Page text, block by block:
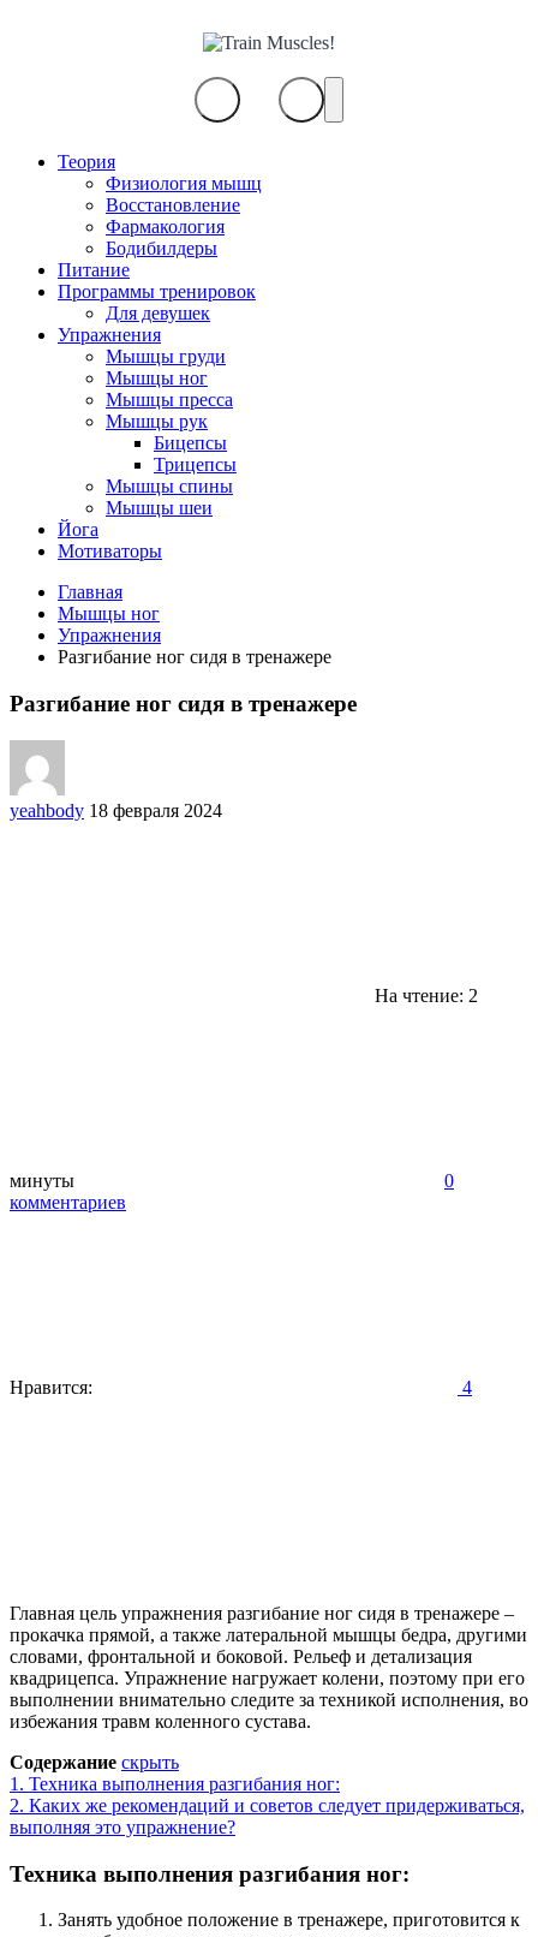
Train
Теория
Физиология мышц
Восстановление
Фармакология
Бодибилдеры
Питание
Программы тренировок
Для девушек
Упражнения
Мышцы груди
Мышцы ног
Мышцы пресса
Мышцы рук
Бицепсы
Трицепсы
Мышцы спины
Мышцы шеи
Йога
Мотиваторы
Главная
Мышцы ног
Упражнения
Разгибание ног сидя в тренажере
Разгибание ног сидя в тренажере
yeahbody 18 февраля 2024
На чтение: 2
минуты
0
комментариев
Нравится: 4
Главная цель упражнения разгибание ног сидя в тренажере –
прокачка прямой, а также латеральной мышцы бедра, другими
словами, фронтальной и боковой. Рельеф и детализация
квадрицепса. Упражнение нагружает колени, поэтому при его
выполнении внимательно следите за техникой исполнения, во
избежания травм коленного сустава.
Содержание скрыть
1. Техника выполнения разгибания ног:
2. Каких же рекомендаций и советов следует придерживаться,
выполняя это упражнение?
Техника выполнения разгибания ног:
Занять удобное положение в тренажере, приготовится к